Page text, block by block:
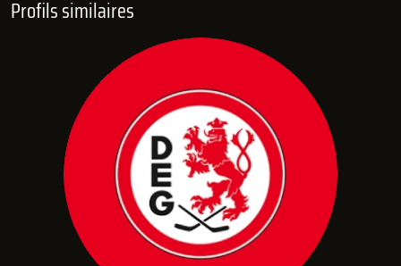
Profils similaires